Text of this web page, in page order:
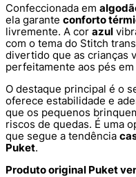
Confeccionada em
ela garante conforto
livremente. A cor azul
com o tema do Stitch
divertido que as crianças
perfeitamente aos pés
O destaque principal é o
oferece estabilidade e
que os pequenos
riscos de quedas. É uma
que segue a tendência
Puket.
Produto original Puket